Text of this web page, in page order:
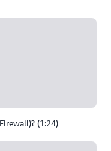
(1:24)